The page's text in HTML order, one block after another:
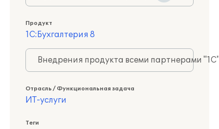
Продукт
1С:Бухгалтерия 8
Внедрения продукта всеми партнерами
Отрасль / Функциональная задача
ИТ-услуги
Теги